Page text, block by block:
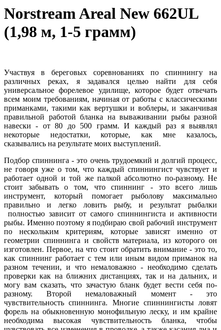
Norstream Areal New 662UL
(1,98 м, 1-5 грамм)
Участвуя в береговых соревнованиях по спиннингу на
различных реках, я задавался целью найти для себя
универсальное форелевое удилище, которое будет отвечать
всем моим требованиям, начиная от работы с классическими
приманками, такими как вертушки и воблеры, и заканчивая
правильной работой бланка на вываживании рыбы разной
навески - от 80 до 500 грамм. И каждый раз я выявлял
некоторые недостатки, которые, как мне казалось,
сказывались на результате моих выступлений.
Подбор спиннинга - это очень трудоемкий и долгий процесс,
не говоря уже о том, что каждый спиннингист чувствует и
работает одной и той же палкой абсолютно по-разному. Не
стоит забывать о том, что спиннинг - это всего лишь
инструмент, который помогает рыболову максимально
правильно и легко ловить рыбу, и результат рыбалки
полностью зависит от самого спиннингиста и активности
рыбы. Именно поэтому я подбираю свой рабочий инструмент
по нескольким критериям, которые зависят именно от
геометрии спиннинга и свойств материала, из которого он
изготовлен. Первое, на что стоит обратить внимание - это то,
как спиннинг работает с тем или иным видом приманок на
разном течении, и что немаловажно - необходимо сделать
проверки как на ближних дистанциях, так и на дальних, и
могу вам сказать, что зачастую бланк будет вести себя по-
разному. Второй немаловажный момент - это
чувствительность спиннинга. Многие спиннингисты ловят
форель на обыкновенную монофильную леску, и им крайне
необходима высокая чувствительность бланка, чтобы